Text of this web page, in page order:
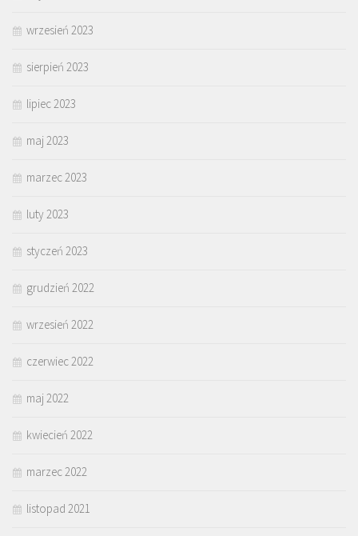
wrzesień 2023
sierpień 2023
lipiec 2023
maj 2023
marzec 2023
luty 2023
styczeń 2023
grudzień 2022
wrzesień 2022
czerwiec 2022
maj 2022
kwiecień 2022
marzec 2022
listopad 2021